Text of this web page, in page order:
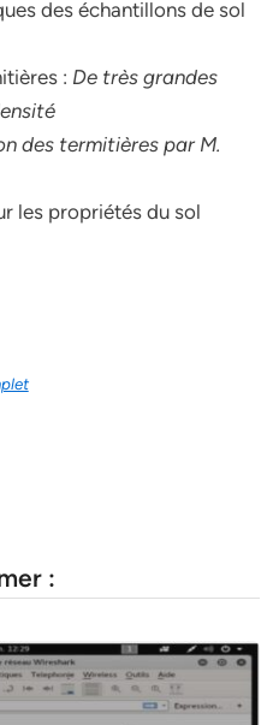
des échantillons de sol
: De très grandes
des termitières par M.
les propriétés du sol
: